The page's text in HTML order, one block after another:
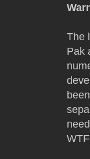
The
Pak